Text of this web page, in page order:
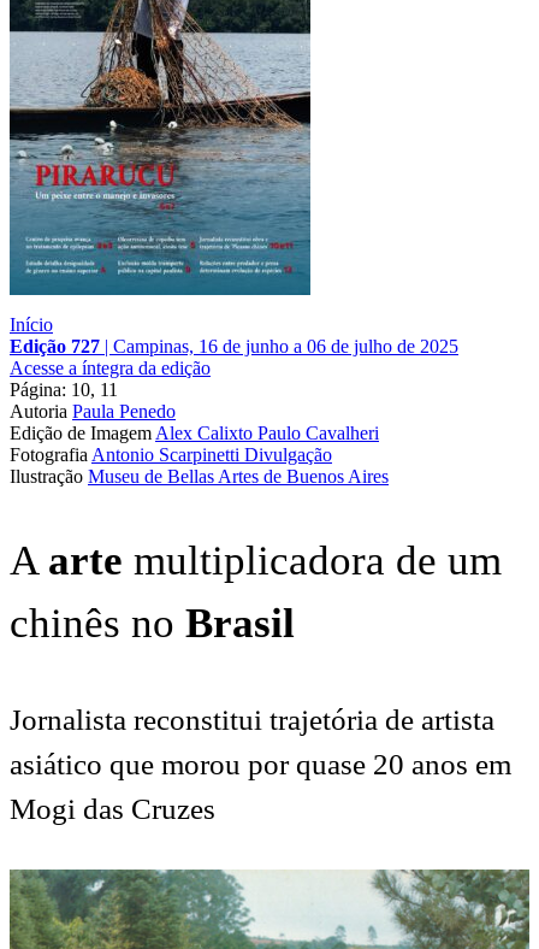
Início
Edição 727 | Campinas, 16 de junho a 06 de julho de 2025
Acesse a íntegra da edição
Página: 10, 11
Autoria Paula Penedo
Edição de Imagem Alex Calixto Paulo Cavalheri
Fotografia Antonio Scarpinetti Divulgação
Ilustração Museu de Bellas Artes de Buenos Aires
A arte multiplicadora de um
chinês no Brasil
Jornalista reconstitui trajetória de artista
asiático que morou por quase 20 anos em
Mogi das Cruzes